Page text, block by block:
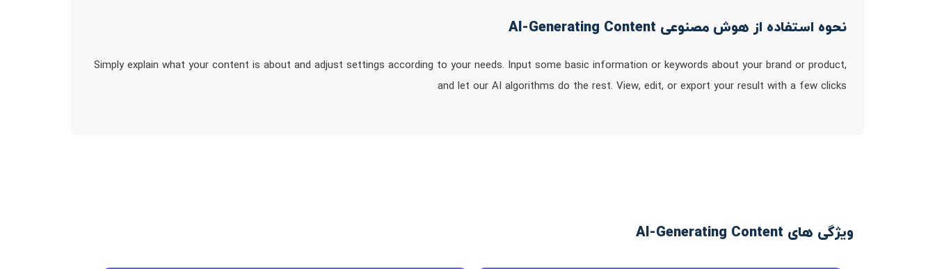
نحوه استفاده از هوش مصنوعی AI-Generating Content
Simply explain what your content is about and adjust settings according to your needs. Input some basic information or keywords about your brand or product,
and let our AI algorithms do the rest. View, edit, or export your result with a few clicks
ویژگی های AI-Generating Content